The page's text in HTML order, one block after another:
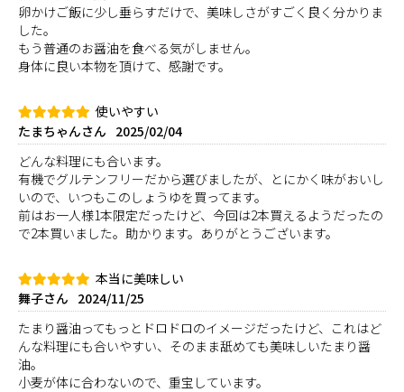
卵かけご飯に少し垂らすだけで、美味しさがすごく良く分かりま
した。
もう普通のお醤油を食べる気がしません。
身体に良い本物を頂けて、感謝です。
使いやすい
たまちゃんさん 2025/02/04
どんな料理にも合います。
有機でグルテンフリーだから選びましたが、とにかく味がおいし
いので、いつもこのしょうゆを買ってます。
前はお一人様1本限定だったけど、今回は2本買えるようだったの
で2本買いました。助かります。ありがとうございます。
本当に美味しい
舞子さん 2024/11/25
たまり醤油ってもっとドロドロのイメージだったけど、これはど
んな料理にも合いやすい、そのまま舐めても美味しいたまり醤
油。
小麦が体に合わないので、重宝しています。